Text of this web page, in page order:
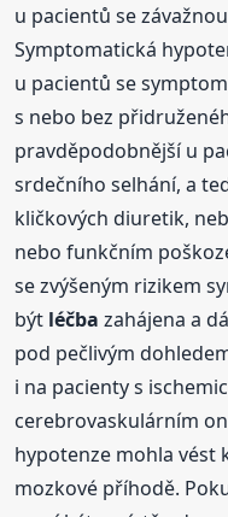
u pacientů se
Symptomatická
u pacientů se
s nebo bez
pravděpodobnější u
srdečního selhání, a
kličkových diuretik,
nebo funkčním
se zvýšeným rizikem
být léčba zahájena a
pod pečlivým
i na pacienty s
cerebrovaskulárním
hypotenze mohla vést
mozkové příhodě.